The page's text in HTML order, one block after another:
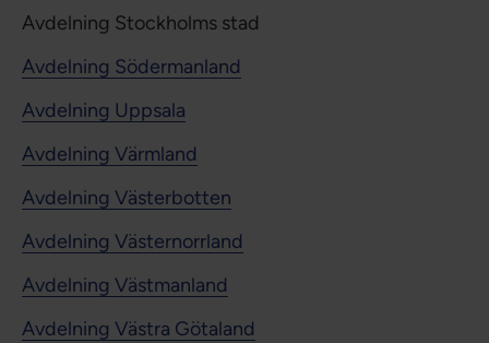
Avdelning Stockholms stad
Avdelning Södermanland
Avdelning Uppsala
Avdelning Värmland
Avdelning Västerbotten
Avdelning Västernorrland
Avdelning Västmanland
Avdelning Västra Götaland